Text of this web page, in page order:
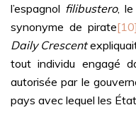
l’espagnol filibustero, le
synonyme de pirate[10]
Daily Crescent
tout individu engagé
autorisée par le
pays avec lequel les